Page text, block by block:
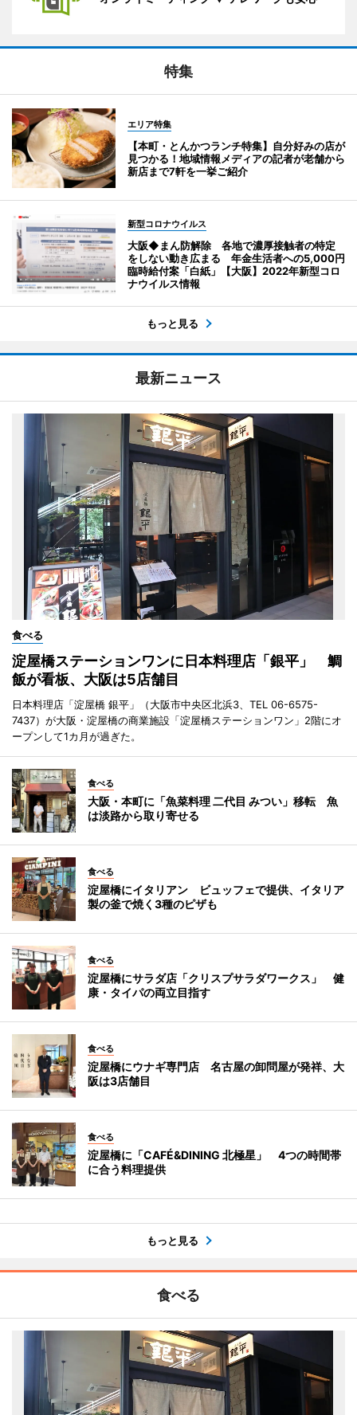
特集
エリア特集
【本町・とんかつランチ特集】自分好みの店が
見つかる！地域情報メディアの記者が老舗から
新店まで7軒を一挙ご紹介
新型コロナウイルス
大阪◆まん防解除 各地で濃厚接触者の特定
をしない動き広まる 年金生活者への5,000円
臨時給付案「白紙」【大阪】2022年新型コロ
ナウイルス情報
もっと見る
最新ニュース
食べる
淀屋橋ステーションワンに日本料理店「銀平」 鯛
飯が看板、大阪は5店舗目
日本料理店「淀屋橋 銀平」（大阪市中央区北浜3、TEL 06-6575-
7437）が大阪・淀屋橋の商業施設「淀屋橋ステーションワン」2階にオ
ープンして1カ月が過ぎた。
食べる
大阪・本町に「魚菜料理 二代目 みつい」移転 魚
は淡路から取り寄せる
食べる
淀屋橋にイタリアン ビュッフェで提供、イタリア
製の釜で焼く3種のピザも
食べる
淀屋橋にサラダ店「クリスプサラダワークス」 健
康・タイパの両立目指す
食べる
淀屋橋にウナギ専門店 名古屋の卸問屋が発祥、大
阪は3店舗目
食べる
淀屋橋に「CAFÉ&DINING 北極星」 4つの時間帯
に合う料理提供
もっと見る
食べる